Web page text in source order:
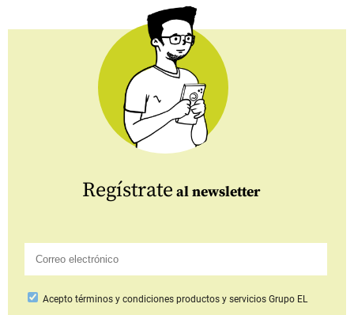
Regístrate al newsletter
Aceptotérminos y condiciones productos y serviciosGrupo EL